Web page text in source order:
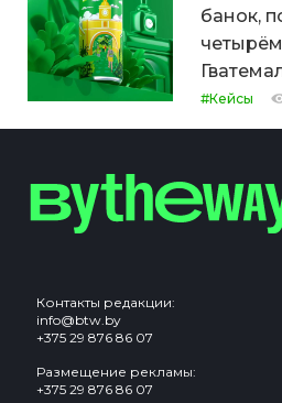
банок,
#Кейсы
Контакты редакции:
info@btw.by
+375 29 876 86 07
Размещение рекламы:
+375 29 876 86 07